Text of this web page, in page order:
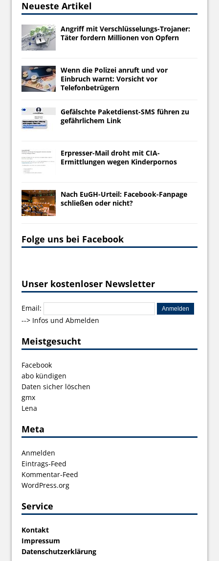
Neueste Artikel
Angriff mit Verschlüsselungs-Trojaner:
Täter fordern Millionen von Opfern
Wenn die Polizei anruft und vor
Einbruch warnt: Vorsicht vor
Telefonbetrügern
Gefälschte Paketdienst-SMS führen zu
gefährlichem Link
Erpresser-Mail droht mit CIA-
Ermittlungen wegen Kinderpornos
Nach EuGH-Urteil: Facebook-Fanpage
schließen oder nicht?
Folge uns bei Facebook
Unser kostenloser Newsletter
Email:
--> Infos und Abmelden
Meistgesucht
Facebook
abo kündigen
Daten sicher löschen
gmx
Lena
Meta
Anmelden
Eintrags-Feed
Kommentar-Feed
WordPress.org
Service
Kontakt
Impressum
Datenschutzerklärung